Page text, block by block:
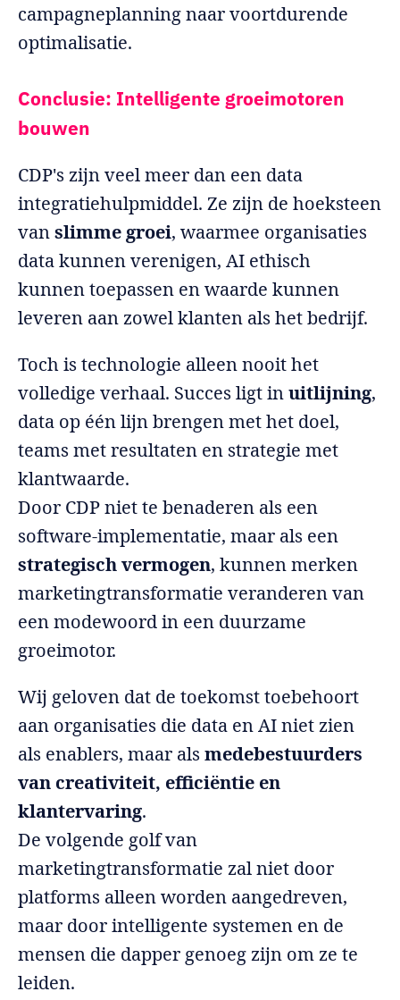
campagneplanning naar voortdurende
optimalisatie.
Conclusie: Intelligente groeimotoren
bouwen
CDP's zijn veel meer dan een data
integratiehulpmiddel. Ze zijn de hoeksteen
vanslimme groei, waarmee organisaties
data kunnen verenigen, AI ethisch
kunnen toepassen en waarde kunnen
leveren aan zowel klanten als het bedrijf.
Toch is technologie alleen nooit het
volledige verhaal. Succes ligt inuitlijning,
data op één lijn brengen met het doel,
teams met resultaten en strategie met
klantwaarde.
Door CDP niet te benaderen als een
software-implementatie, maar als een
strategisch vermogen, kunnen merken
marketingtransformatie veranderen van
een modewoord in een duurzame
groeimotor.
Wij geloven dat de toekomst toebehoort
aan organisaties die data en AI niet zien
als enablers, maar alsmedebestuurders
van creativiteit, efficiëntie en
klantervaring.
De volgende golf van
marketingtransformatie zal niet door
platforms alleen worden aangedreven,
maar door intelligente systemen en de
mensen die dapper genoeg zijn om ze te
leiden.